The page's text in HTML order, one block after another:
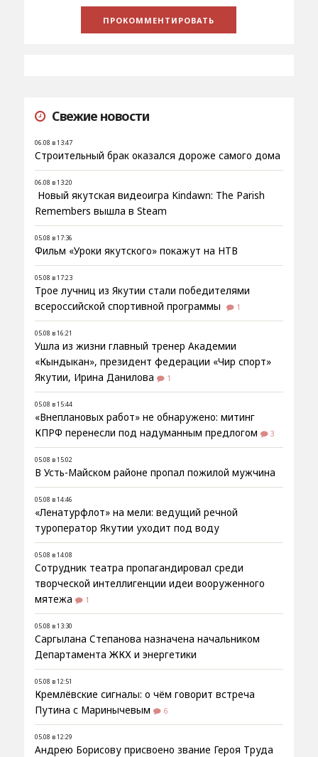
Свежие новости
06.08 в 13:47
Строительный брак оказался дороже самого дома
06.08 в 13:20
Новый якутская видеоигра Kindawn: The Parish
Remembers вышла в Steam
05.08 в 17:36
Фильм «Уроки якутского» покажут на НТВ
05.08 в 17:23
Трое лучниц из Якутии стали победителями
всероссийской спортивной программы
1
05.08 в 16:21
Ушла из жизни главный тренер Академии
«Кындыкан», президент федерации «Чир спорт»
Якутии, Ирина Данилова
1
05.08 в 15:44
«Внеплановых работ» не обнаружено: митинг
КПРФ перенесли под надуманным предлогом
3
05.08 в 15:02
В Усть-Майском районе пропал пожилой мужчина
05.08 в 14:46
«Ленатурфлот» на мели: ведущий речной
туроператор Якутии уходит под воду
05.08 в 14:08
Сотрудник театра пропагандировал среди
творческой интеллигенции идеи вооруженного
мятежа
1
05.08 в 13:30
Саргылана Степанова назначена начальником
Департамента ЖКХ и энергетики
05.08 в 12:51
Кремлёвские сигналы: о чём говорит встреча
Путина с Маринычевым
6
05.08 в 12:29
Андрею Борисову присвоено звание Героя Труда